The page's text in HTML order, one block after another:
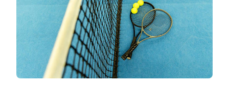
TENNIS
À
LYON
DANS
UNE
ENCEINTE